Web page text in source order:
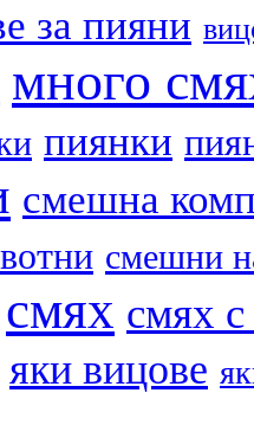
за пияни
много
пиянки
смешна
смешни
смях смях
яки вицове